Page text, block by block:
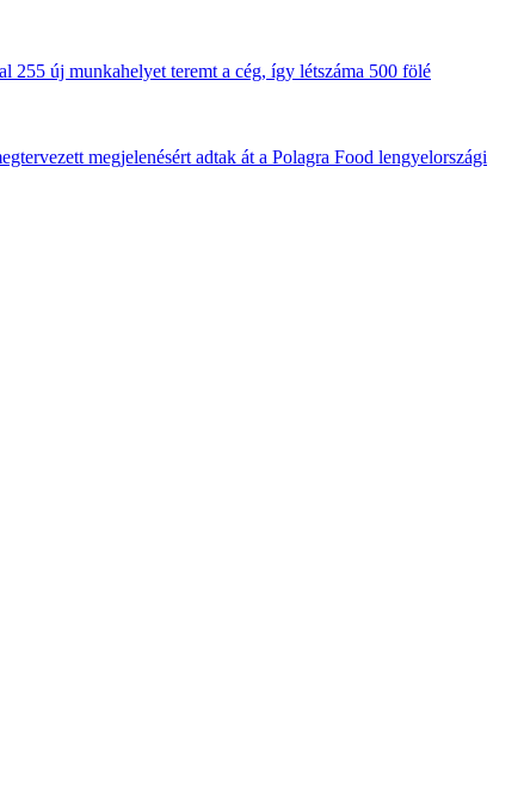
255 új munkahelyet teremt a cég, így létszáma 500 fölé
megjelenésért adtak át a Polagra Food lengyelországi